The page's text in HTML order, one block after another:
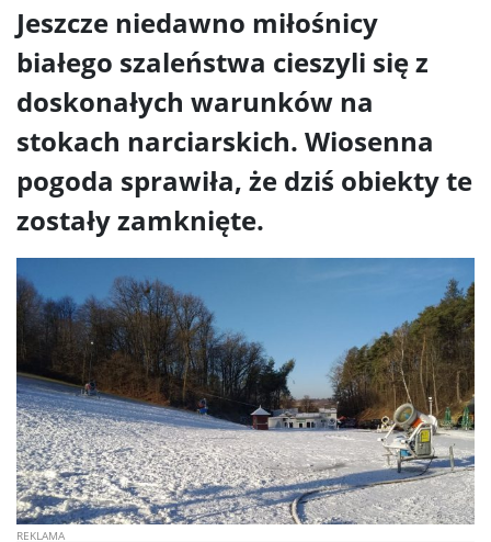
Jeszcze niedawno miłośnicy
białego szaleństwa cieszyli się z
doskonałych warunków na
stokach narciarskich. Wiosenna
pogoda sprawiła, że dziś obiekty te
zostały zamknięte.